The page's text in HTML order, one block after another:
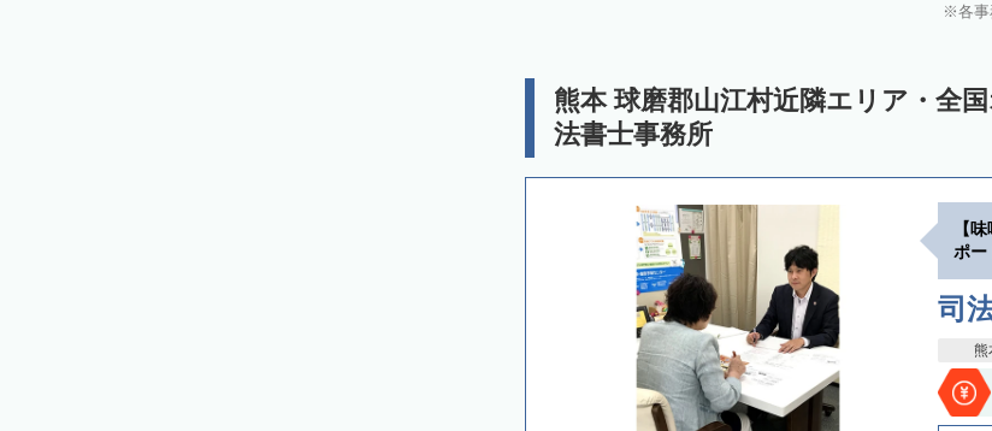
各
熊本 球磨郡山江村近隣エリア・全
法書士事務所
【
ポー
司
熊